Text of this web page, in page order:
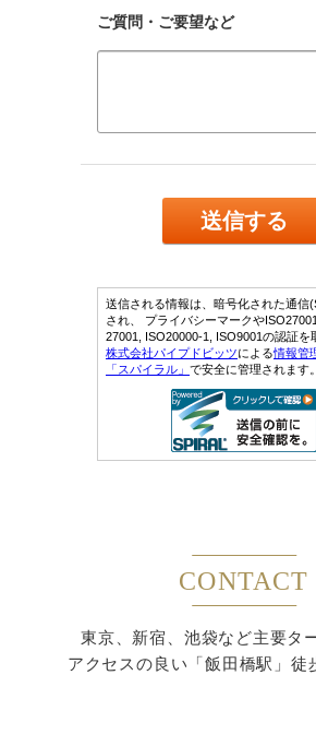
CONTACT
東京、新宿、池袋など主要タ
アクセスの良い「飯田橋駅」徒